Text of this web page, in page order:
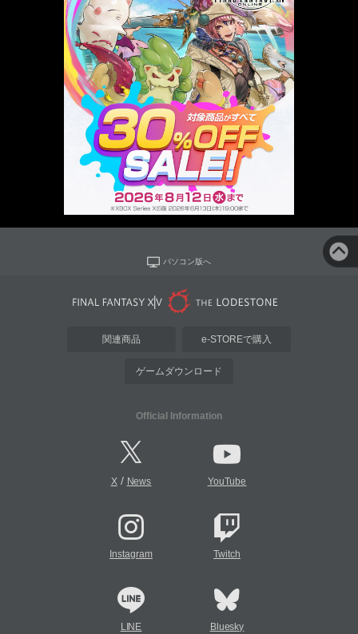
パソコン版へ
関連商品 e-STOREで購入
ゲームダウンロード
Official Information
X/ News YouTube
Instagram Twitch
LINE Bluesky